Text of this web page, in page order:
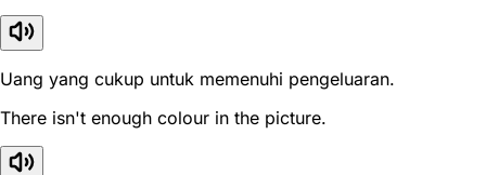
Uang yang cukup untuk memenuhi pengeluaran.
There isn't enough colour in the picture.